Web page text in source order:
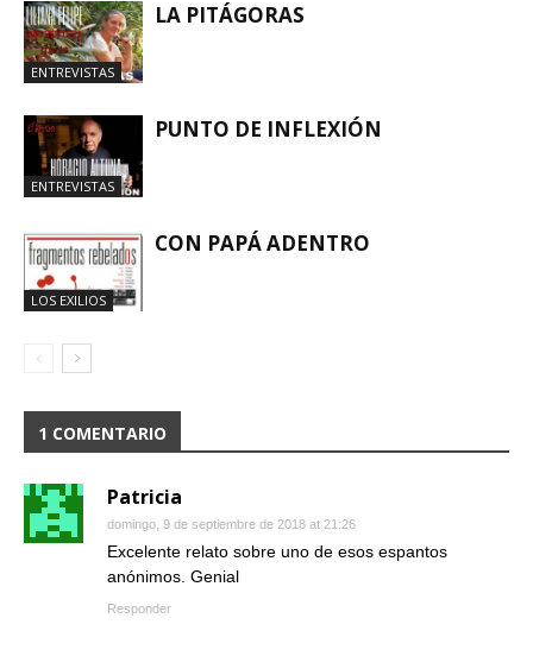
ENTREVISTAS
LA PITÁGORAS
ENTREVISTAS
PUNTO DE INFLEXIÓN
LOS EXILIOS
CON PAPÁ ADENTRO
1 COMENTARIO
Patricia
domingo, 9 de septiembre de 2018 at 21:26
Excelente relato sobre uno de esos espantos
anónimos. Genial
Responder